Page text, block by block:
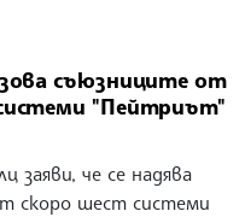
съюзниците от
"Пейтриът"
заяви, че се надява
скоро шест системи